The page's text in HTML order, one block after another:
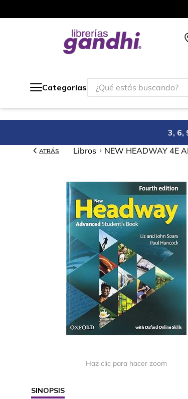
Categorías
¿Qué estás buscando?
3, 6,
ATRÁS Libros NEW HEADWAY 4E
Haz clic para hacer zoom
SINOPSIS